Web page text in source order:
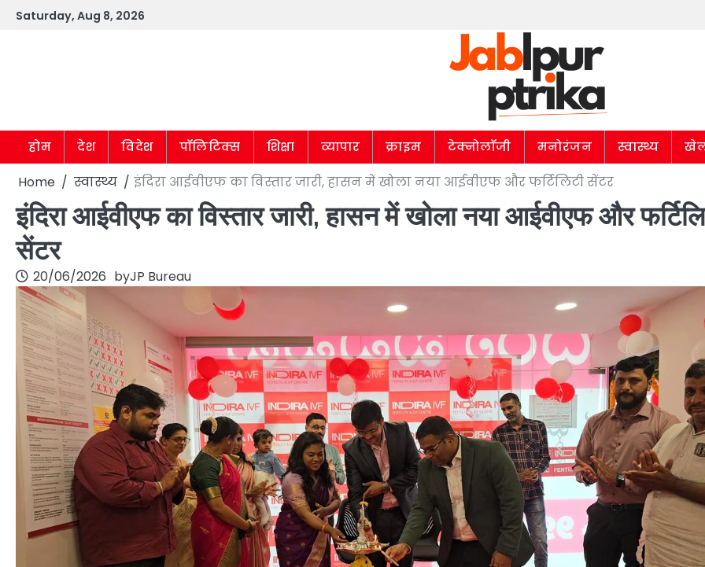
SkipSaturday, Aug 8, 2026
होम देश विदेश पॉलिटिक्स शिक्षा व्यापार क्राइम टेक्नोलॉजी मनोरंजन स्वास्थ्य
Home स्वास्थ्य इंदिरा आईवीएफ का विस्तार जारी, हासन में खोला नया आईवीएफ और फर्टिलिटी सेंटर
इंदिरा आईवीएफ का विस्तार जारी, हासन में खोला नया आईवीएफ और
सेंटर
20/06/2026 byJP Bureau